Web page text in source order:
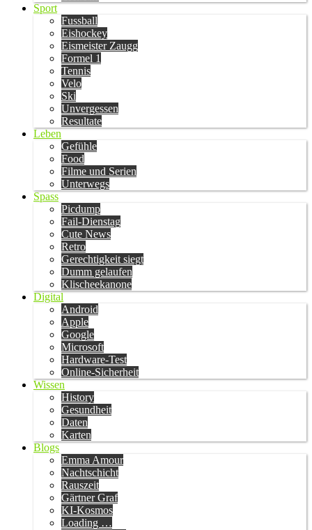
Sport
Fussball
Eishockey
Eismeister Zaugg
Formel 1
Tennis
Velo
Ski
Unvergessen
Resultate
Leben
Gefühle
Food
Filme und Serien
Unterwegs
Spass
Picdump
Fail-Dienstag
Cute News
Retro
Gerechtigkeit siegt
Dumm gelaufen
Klischeekanone
Digital
Android
Apple
Google
Microsoft
Hardware-Test
Online-Sicherheit
Wissen
History
Gesundheit
Daten
Karten
Blogs
Emma Amour
Nachtschicht
Rauszeit
Gärtner Graf
KI-Kosmos
Loading …